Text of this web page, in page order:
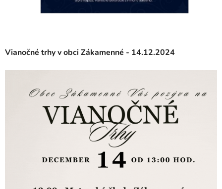
Vianočné trhy v obci Zákamenné - 14.12.2024